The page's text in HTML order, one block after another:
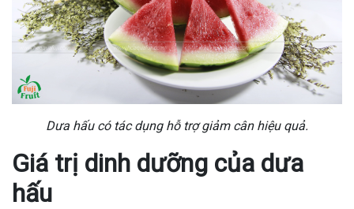
Dưa hấu có tác dụng hỗ trợ giảm cân hiệu quả.
Giá trị dinh dưỡng của dưa
hấu